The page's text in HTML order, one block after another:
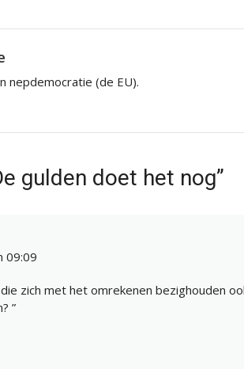
nepdemocratie (de EU).
gulden doet het nog”
09:09
zich met het omrekenen bezighouden
”